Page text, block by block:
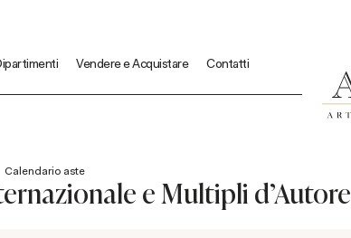
Vendere e Acquistare Contatti
Calendario aste
e Multipli d'Autore